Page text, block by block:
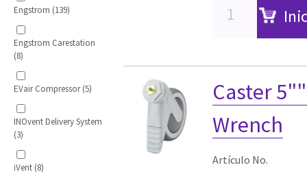
Engstrom (139)
Engstrom Carestation
(8)
EVair Compressor (5)
INOvent Delivery System
(3)
iVent (8)
Caster
Wrench
Artículo No.